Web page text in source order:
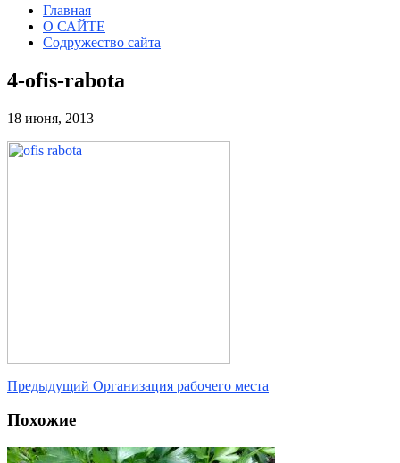
Главная
О САЙТЕ
Содружество сайта
4-ofis-rabota
18 июня, 2013
Предыдущий Организация рабочего места
Похожие